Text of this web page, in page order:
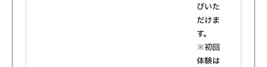
びいた
だけま
す。
※初回
体験は